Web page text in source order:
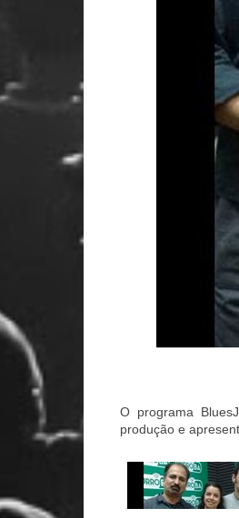
O programa
produção e